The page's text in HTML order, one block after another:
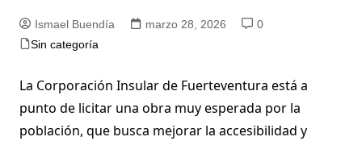
Ismael Buendía marzo 28, 2026
0
Sin categoría
La Corporación Insular de Fuerteventura está a
punto de licitar una obra muy esperada por la
población, que busca mejorar la accesibilidad y